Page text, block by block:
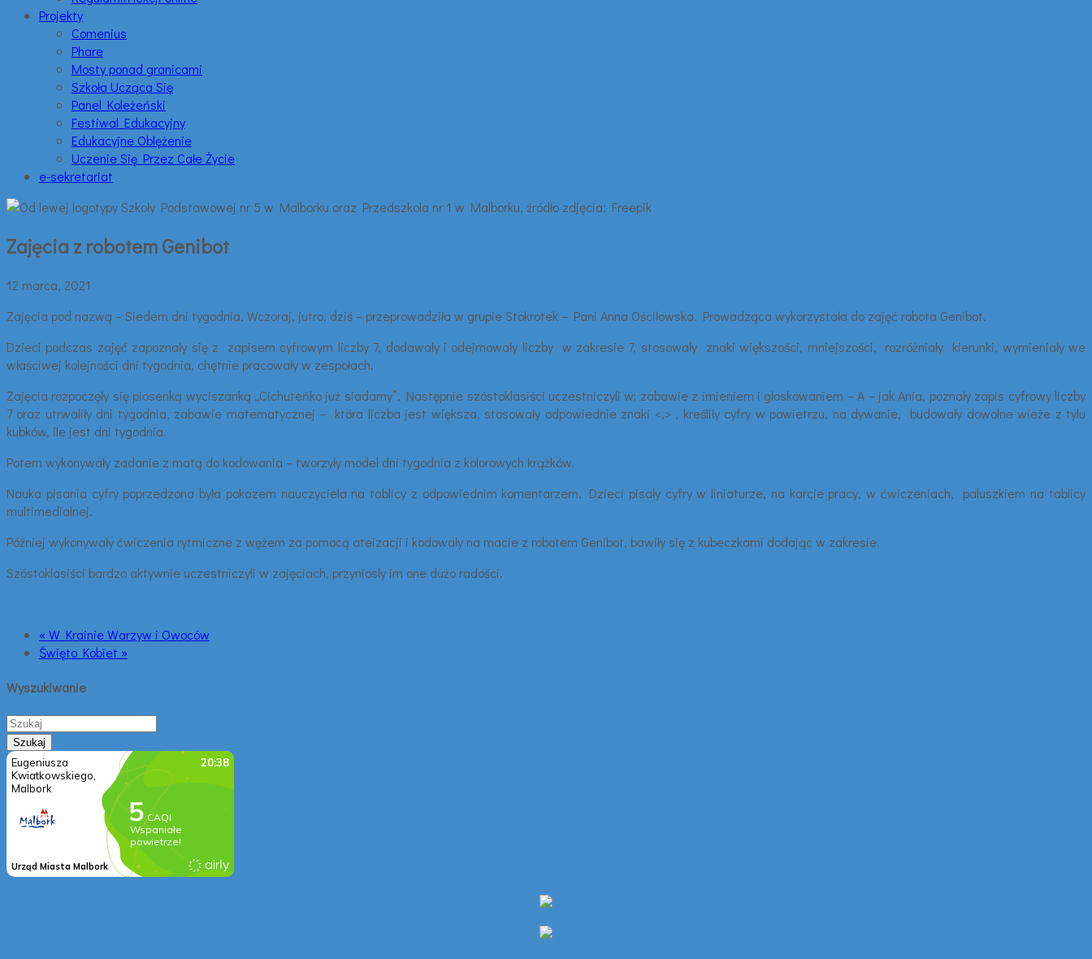
Projekty
Comenius
Phare
Mosty ponad granicami
Szkoła Ucząca Się
Panel Koleżeński
Festiwal Edukacyjny
Edukacyjne Oblężenie
Uczenie Się Przez Całe Życie
e-sekretariat
Zajęcia z robotem Genibot
12 marca, 2021
Zajęcia pod nazwą – Siedem dni tygodnia. Wczoraj, jutro, dziś – przeprowadziła w grupie Stokrotek – Pani Anna Ościłowska. Prowadząca wykorzystała do zajęć robota Genibot.
Dzieci podczas zajęć zapoznały się z zapisem cyfrowym liczby 7, dodawały i odejmowały liczby w zakresie 7, stosowały znaki większości, mniejszości, rozróżniały kierunki, wymieniały we
właściwej kolejności dni tygodnia, chętnie pracowały w zespołach.
Zajęcia rozpoczęły się piosenką wyciszanką „Cichuteńko już siadamy”. Następnie szóstoklasiści uczestniczyli w: zabawie z imieniem i głoskowaniem – A – jak Ania, poznały zapis cyfrowy liczby
7 oraz utrwaliły dni tygodnia, zabawie matematycznej – która liczba jest większa, stosowały odpowiednie znaki <,> , kreśliły cyfry w powietrzu, na dywanie, budowały dowolne wieże z tylu
kubków, ile jest dni tygodnia.
Potem wykonywały zadanie z matą do kodowania – tworzyły model dni tygodnia z kolorowych krążków.
Nauka pisania cyfry poprzedzona była pokazem nauczyciela na tablicy z odpowiednim komentarzem. Dzieci pisały cyfry w liniaturze, na karcie pracy, w ćwiczeniach, paluszkiem na tablicy
multimedialnej.
Później wykonywały ćwiczenia rytmiczne z wężem za pomocą ateizacji i kodowały na macie z robotem Genibot, bawiły się z kubeczkami dodając w zakresie.
Szóstoklasiści bardzo aktywnie uczestniczyli w zajęciach, przyniosły im one dużo radości.
« W Krainie Warzyw i Owoców
Święto Kobiet »
Wyszukiwanie